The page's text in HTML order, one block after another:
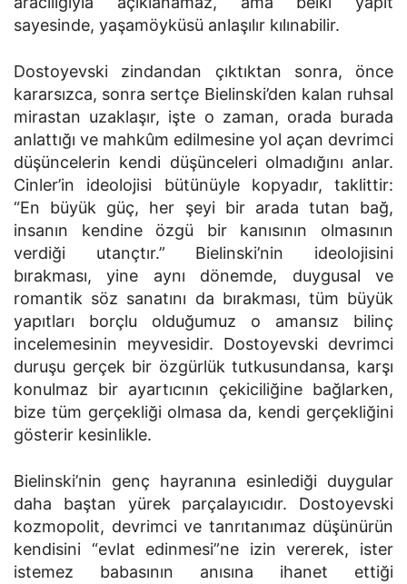
sayesinde, yaşamöyküsü anlaşılır kılınabilir.
Dostoyevski zindandan çıktıktan sonra, önce
kararsızca, sonra sertçe Bielinski’den kalan ruhsal
mirastan uzaklaşır, işte o zaman, orada burada
anlattığı ve mahkûm edilmesine yol açan devrimci
düşüncelerin kendi düşünceleri olmadığını anlar.
Cinler’in ideolojisi bütünüyle kopyadır, taklittir:
“En büyük güç, her şeyi bir arada tutan bağ,
insanın kendine özgü bir kanısının olmasının
verdiği utançtır.” Bielinski’nin ideolojisini
bırakması, yine aynı dönemde, duygusal ve
romantik söz sanatını da bırakması, tüm büyük
yapıtları borçlu olduğumuz o amansız bilinç
incelemesinin meyvesidir. Dostoyevski devrimci
duruşu gerçek bir özgürlük tutkusundansa, karşı
konulmaz bir ayartıcının çekiciliğine bağlarken,
bize tüm gerçekliği olmasa da, kendi gerçekliğini
gösterir kesinlikle.
Bielinski’nin genç hayranına esinlediği duygular
daha baştan yürek parçalayıcıdır. Dostoyevski
kozmopolit, devrimci ve tanrıtanımaz düşünürün
kendisini “evlat edinmesi”ne izin vererek, ister
istemez babasının anısına ihanet ettiği